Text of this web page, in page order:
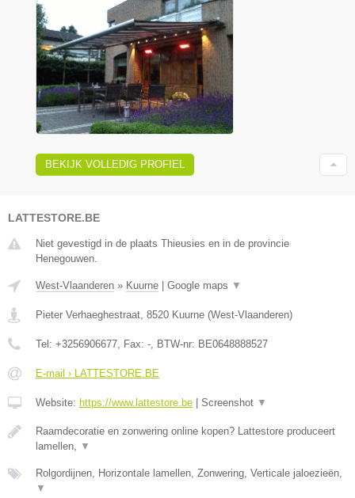
BEKIJK VOLLEDIG PROFIEL
LATTESTORE.BE
Niet gevestigd in de plaats Thieusies en in de provincie
Henegouwen.
West-Vlaanderen » Kuurne Google maps ▼
Pieter Verhaeghestraat 8520 Kuurne (West-Vlaanderen)
Tel: +3256906677 , Fax: - , BTW-nr: BE0648888527
E-mail › LATTESTORE.BE
Website: https://www.lattestore.be Screenshot ▼
Raamdecoratie en zonwering online kopen? Lattestore produceert
lamellen,
▼
Rolgordijnen, Horizontale lamellen, Zonwering, Verticale jaloezieën,
▼